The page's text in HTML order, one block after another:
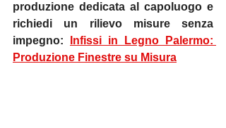
produzione dedicata al capoluogo e
richiedi un rilievo misure senza
impegno:
Infissi in Legno Palermo:
Produzione Finestre su Misura